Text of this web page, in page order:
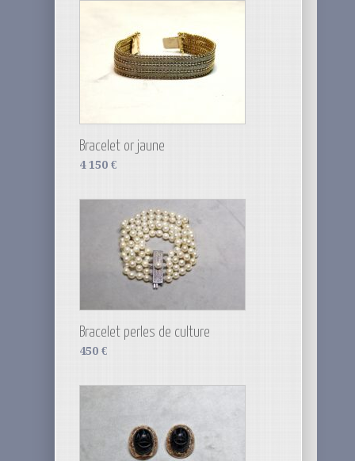
Bracelet or jaune
4 150 €
Bracelet perles de culture
450 €